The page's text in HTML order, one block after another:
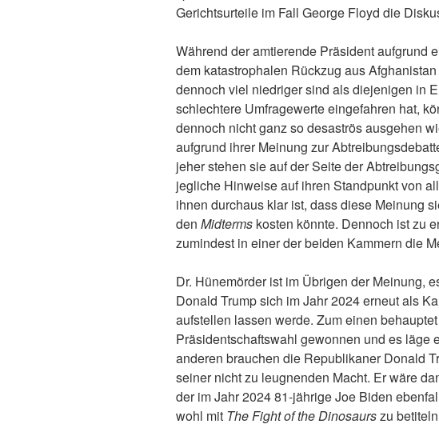
Gerichtsurteile im Fall George Floyd die
Während der amtierende Präsident aufgrund
dem katastrophalen Rückzug aus
dennoch viel niedriger sind als diejenigen in
schlechtere Umfragewerte eingefahren hat,
dennoch nicht ganz so desaströs ausgehen
aufgrund ihrer Meinung zur
jeher stehen sie auf der Seite der
jegliche Hinweise auf ihren Standpunkt von
ihnen durchaus klar ist, dass diese Meinung
den Midterms kosten könnte. Dennoch ist zu
zumindest in einer der beiden Kammern die
Dr. Hünemörder ist im Übrigen der Meinung,
Donald Trump sich im Jahr 2024 erneut als
aufstellen lassen werde. Zum einen
Präsidentschaftswahl gewonnen und es läge
anderen brauchen die Republikaner Donald
seiner nicht zu leugnenden Macht. Er wäre
der im Jahr 2024 81-jährige Joe Biden
wohl mit The Fight of the Dinosaurszu